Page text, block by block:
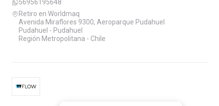
56956195648
Retiro en Worldmaq
Avenida Miraflores 9300, Aeroparque Pudahuel
Pudahuel - Pudahuel
Región Metropolitana - Chile